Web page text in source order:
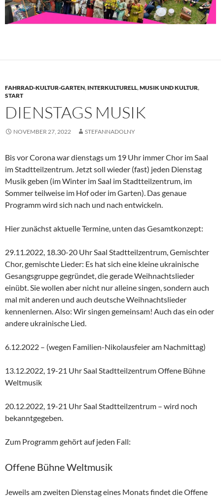
FAHRRAD-KULTUR-GARTEN, INTERKULTURELL,MUSIK UND KULTUR,
START
DIENSTAGS MUSIK
NOVEMBER 27, 2022 STEFANNADOLNY
Bis vor Corona war dienstags um 19 Uhr immer Chor im Saal
im Stadtteilzentrum. Jetzt soll wieder (fast) jeden Dienstag
Musik geben (im Winter im Saal im Stadtteilzentrum, im
Sommer teilweise im Hof oder im Garten). Das genaue
Programm wird sich nach und nach entwickeln.
Hier zunächst aktuelle Termine, unten das Gesamtkonzept:
29.11.2022, 18.30-20 Uhr Saal Stadtteilzentrum, Gemischter
Chor, gemischte Lieder: Es hat sich eine kleine ukrainische
Gesangsgruppe gegründet, die gerade Weihnachtslieder
einübt. Sie wollen aber nicht nur alleine singen, sondern auch
mal mit anderen und auch deutsche Weihnachtslieder
kennenlernen. Also: Wir singen gemeinsam! Auch das ein oder
andere ukrainische Lied.
6.12.2022 – (wegen Familien-Nikolausfeier am Nachmittag)
13.12.2022, 19-21 Uhr Saal Stadtteilzentrum Offene Bühne
Weltmusik
20.12.2022, 19-21 Uhr Saal Stadtteilzentrum – wird noch
bekanntgegeben.
Zum Programm gehört auf jeden Fall:
Offene Bühne Weltmusik
Jeweils am zweiten Dienstag eines Monats findet die Offene